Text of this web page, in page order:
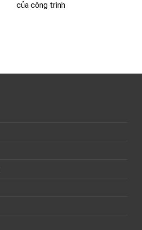
của công trình